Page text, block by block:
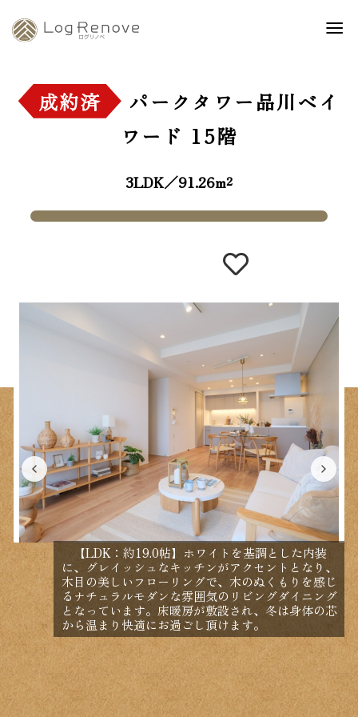
成約済
パークタワー品川ベイ
ワード 15階
3LDK／91.26m²
【LDK：約19.0帖】ホワイトを基調とした内装
に、グレイッシュなキッチンがアクセントとなり、
木目の美しいフローリングで、木のぬくもりを感じ
るナチュラルモダンな雰囲気のリビングダイニング
となっています。床暖房が敷設され、冬は身体の芯
から温まり快適にお過ごし頂けます。